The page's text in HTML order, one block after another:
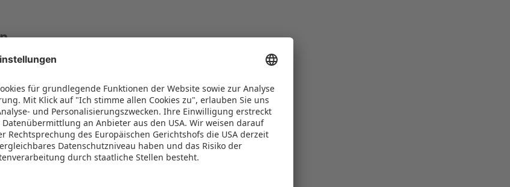
Toys & Games Fair:
Fachbesucher, kein Zutritt unter 18 Jahren
Trade Development Council
Veranstaltungsort